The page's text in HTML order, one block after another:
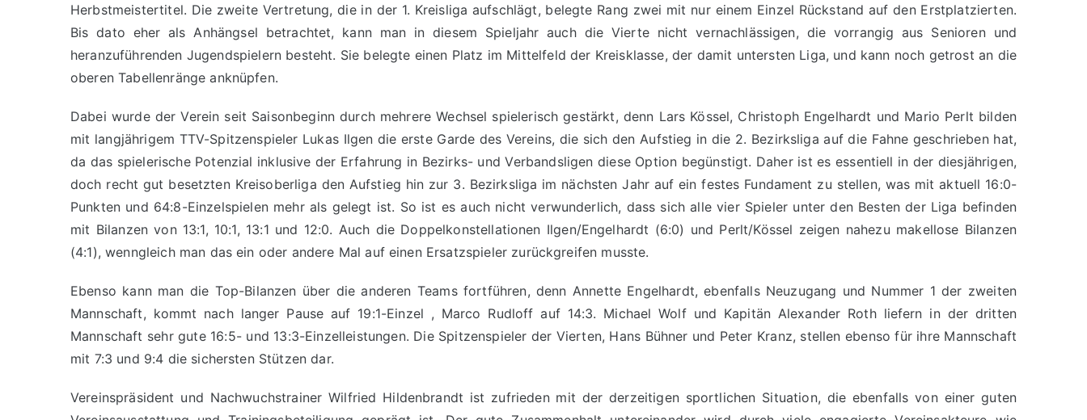
Herbstmeistertitel. Die zweite Vertretung, die in der 1. Kreisliga aufschlägt, belegte Rang zwei mit nur einem Einzel Rückstand auf den Erstplatzierten.
Bis dato eher als Anhängsel betrachtet, kann man in diesem Spieljahr auch die Vierte nicht vernachlässigen, die vorrangig aus Senioren und
heranzuführenden Jugendspielern besteht. Sie belegte einen Platz im Mittelfeld der Kreisklasse, der damit untersten Liga, und kann noch getrost an die
oberen Tabellenränge anknüpfen.
Dabei wurde der Verein seit Saisonbeginn durch mehrere Wechsel spielerisch gestärkt, denn Lars Kössel, Christoph Engelhardt und Mario Perlt bilden
mit langjährigem TTV-Spitzenspieler Lukas Ilgen die erste Garde des Vereins, die sich den Aufstieg in die 2. Bezirksliga auf die Fahne geschrieben hat,
da das spielerische Potenzial inklusive der Erfahrung in Bezirks- und Verbandsligen diese Option begünstigt. Daher ist es essentiell in der diesjährigen,
doch recht gut besetzten Kreisoberliga den Aufstieg hin zur 3. Bezirksliga im nächsten Jahr auf ein festes Fundament zu stellen, was mit aktuell 16:0-
Punkten und 64:8-Einzelspielen mehr als gelegt ist. So ist es auch nicht verwunderlich, dass sich alle vier Spieler unter den Besten der Liga befinden
mit Bilanzen von 13:1, 10:1, 13:1 und 12:0. Auch die Doppelkonstellationen Ilgen/Engelhardt (6:0) und Perlt/Kössel zeigen nahezu makellose Bilanzen
(4:1), wenngleich man das ein oder andere Mal auf einen Ersatzspieler zurückgreifen musste.
Ebenso kann man die Top-Bilanzen über die anderen Teams fortführen, denn Annette Engelhardt, ebenfalls Neuzugang und Nummer 1 der zweiten
Mannschaft, kommt nach langer Pause auf 19:1-Einzel , Marco Rudloff auf 14:3. Michael Wolf und Kapitän Alexander Roth liefern in der dritten
Mannschaft sehr gute 16:5- und 13:3-Einzelleistungen. Die Spitzenspieler der Vierten, Hans Bühner und Peter Kranz, stellen ebenso für ihre Mannschaft
mit 7:3 und 9:4 die sichersten Stützen dar.
Vereinspräsident und Nachwuchstrainer Wilfried Hildenbrandt ist zufrieden mit der derzeitigen sportlichen Situation, die ebenfalls von einer guten